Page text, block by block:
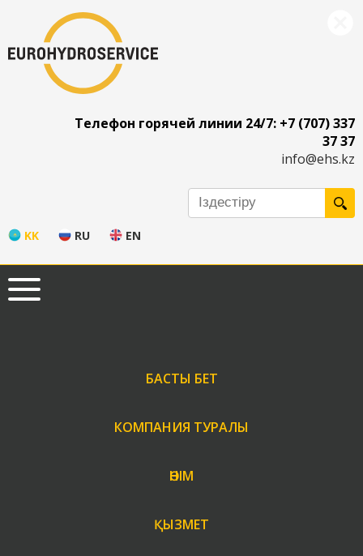
Телефон горячей линии 24/7: +7 (707) 337
37 37
info@ehs.kz
KK RU EN
БАСТЫ БЕТ
КОМПАНИЯ ТУРАЛЫ
ӨНІМ
ҚЫЗМЕТ